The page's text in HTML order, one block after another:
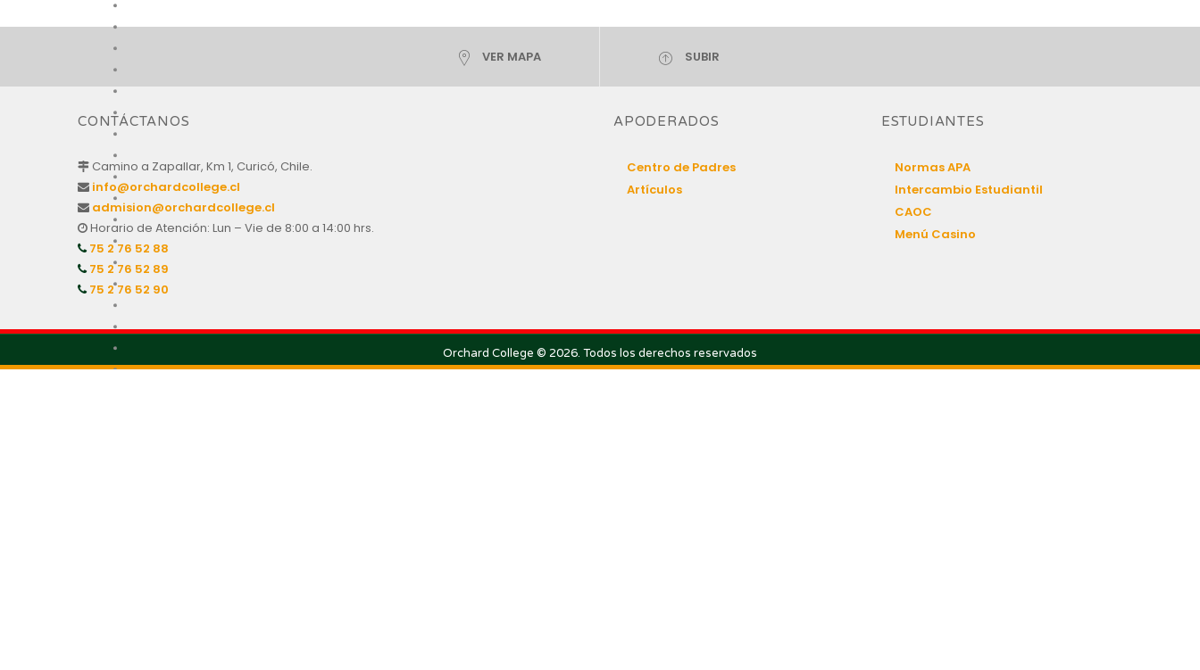
VER MAPA SUBIR
CONTÁCTANOS
Camino a Zapallar, Km 1, Curicó, Chile.
info@orchardcollege.cl
admision@orchardcollege.cl
Horario de Atención: Lun – Vie de 8:00 a 14:00 hrs.
75 2 76 52 88
75 2 76 52 89
75 2 76 52 90
APODERADOS
Centro de Padres
Artículos
ESTUDIANTES
Normas APA
Intercambio Estudiantil
CAOC
Menú Casino
Orchard College © 2026. Todos los derechos reservados